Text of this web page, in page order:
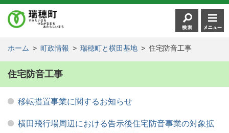
ホーム > 町政情報 > 瑞穂町と横田基地 > 住宅防音工事
住宅防音工事
移転措置事業に関するお知らせ
横田飛行場周辺における告示後住宅防音事業の対象拡